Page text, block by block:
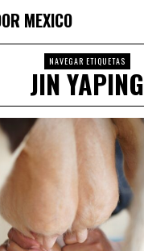
MEXICO
NAVEGAR ETIQUETAS
JIN YAPING